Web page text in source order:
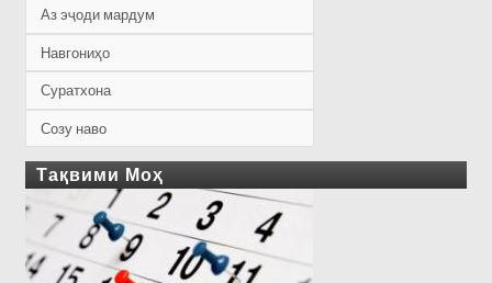
Аз эҷоди мардум
Навгониҳо
Суратхона
Созу наво
Тақвими Моҳ